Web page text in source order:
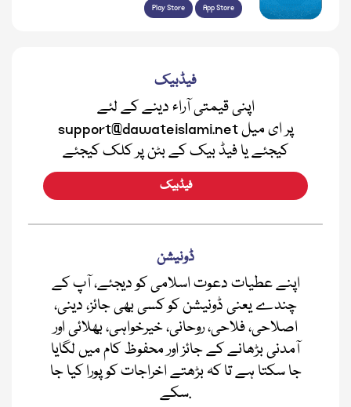
Play Store App Store
فیڈبیک
اپنی قیمتی آراء دینے کے لئے
support@dawateislami.net پر ای میل
کیجئے یا فیڈ بیک کے بٹن پر کلک کیجئے
فیڈبیک
ڈونیشن
اپنے عطیات دعوت اسلامی کو دیجئے، آپ کے
چندے یعنی ڈونیشن کو کسی بھی جائز، دینی،
اصلاحی، فلاحی، روحانی، خیرخواہی، بھلائی اور
آمدنی بڑھانے کے جائز اور محفوظ کام میں لگایا
جا سکتا ہے تا کہ بڑھتے اخراجات کو پورا کیا جا
سکے.